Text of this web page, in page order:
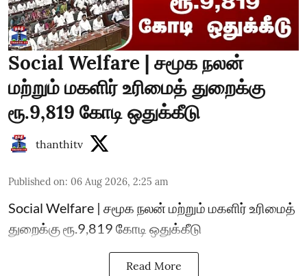
Social Welfare | சமூக நலன்
மற்றும் மகளிர் உரிமைத் துறைக்கு
ரூ.9,819 கோடி ஒதுக்கீடு
thanthitv
Published on: 06 Aug 2026, 2:25 am
Social Welfare | சமூக நலன் மற்றும் மகளிர் உரிமைத்
துறைக்கு ரூ.9,819 கோடி ஒதுக்கீடு
Read More